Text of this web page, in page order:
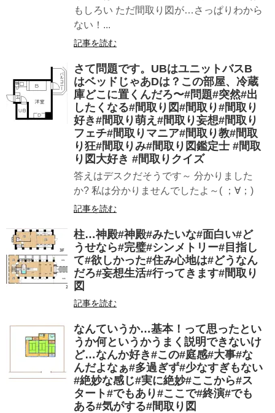
もしろい ただ間取り図が…さっぱりわから
ない！...
記事を読む
さて問題です。UBはユニットバスB
はベッドじゃあDは？この部屋、冷蔵
庫どこに置くんだろ〜#問題#突然#出
したくなる#間取り図#間取り#間取り
好き#間取り萌え#間取り妄想#間取り
フェチ#間取りマニア#間取り教#間取
り狂#間取りみ#間取り図鑑定士 #間取
り図大好き #間取りクイズ
答えはデスクだそうです～ 分かりました
か? 私は分かりませんでしたよ～( ；∀；)
記事を読む
柱…神殿︎#神殿#みたいな#面白い#ど
うせなら#完璧#シンメトリー#目指し
て#欲しかった#住み心地は#どうなん
だろ#妄想生活#行ってきます#間取り
図
記事を読む
なんていうか…基本！って思ったとい
うか何というかうまく説明できないけ
ど…なんか好き#この#庭感#大事#な
んだよなぁ#多過ぎず#少なすぎもない
#絶妙な感じ#実に絶妙#ここから#ス
タート#でもあり#ここで#終演#でも
ある#気がする#間取り図